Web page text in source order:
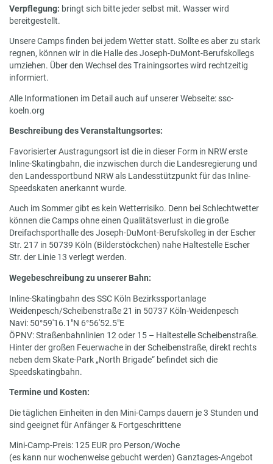
Verpflegung: bringt sich bitte jeder selbst mit. Wasser wird
bereitgestellt.
Unsere Camps finden bei jedem Wetter statt. Sollte es aber zu stark
regnen, können wir in die Halle des Joseph-DuMont-Berufskollegs
umziehen. Über den Wechsel des Trainingsortes wird rechtzeitig
informiert.
Alle Informationen im Detail auch auf unserer Webseite: ssc-
koeln.org
Beschreibung des Veranstaltungsortes:
Favorisierter Austragungsort ist die in dieser Form in NRW erste
Inline-Skatingbahn, die inzwischen durch die Landesregierung und
den Landessportbund NRW als Landesstützpunkt für das Inline-
Speedskaten anerkannt wurde.
Auch im Sommer gibt es kein Wetterrisiko. Denn bei Schlechtwetter
können die Camps ohne einen Qualitätsverlust in die große
Dreifachsporthalle des Joseph-DuMont-Berufskolleg in der Escher
Str. 217 in 50739 Köln (Bilderstöckchen) nahe Haltestelle Escher
Str. der Linie 13 verlegt werden.
Wegebeschreibung zu unserer Bahn:
Inline-Skatingbahn des SSC Köln Bezirkssportanlage
Weidenpesch/Scheibenstraße 21 in 50737 Köln-Weidenpesch
Navi: 50°59'16.1"N 6°56'52.5"E
ÖPNV: Straßenbahnlinien 12 oder 15 – Haltestelle Scheibenstraße.
Hinter der großen Feuerwache in der Scheibenstraße, direkt rechts
neben dem Skate-Park „North Brigade“ befindet sich die
Speedskatingbahn.
Termine und Kosten:
Die täglichen Einheiten in den Mini-Camps dauern je 3 Stunden und
sind geeignet für Anfänger & Fortgeschrittene
Mini-Camp-Preis: 125 EUR pro Person/Woche
(es kann nur wochenweise gebucht werden) Ganztages-Angebot